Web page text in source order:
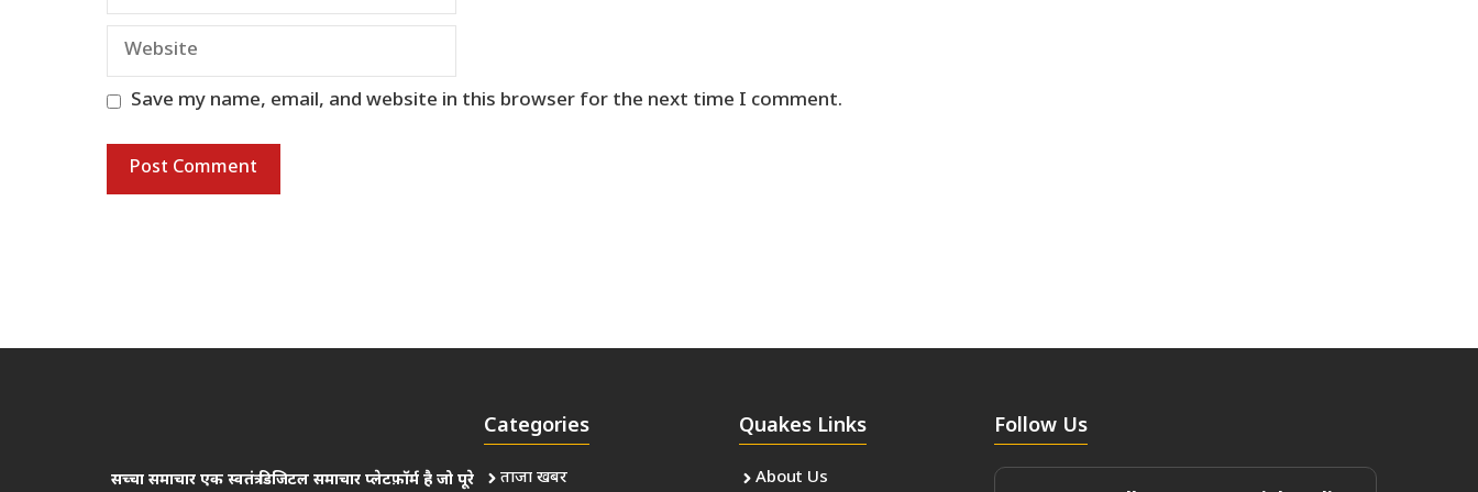
Website
Save my name, email, and website in this browser for the next time I comment.
सच्चा समाचार एक स्वतंत्र डिजिटल समाचार प्लेटफ़ॉर्म है जो पूरे
Categories
ताजा खबर
Quakes Links
About Us
Follow Us